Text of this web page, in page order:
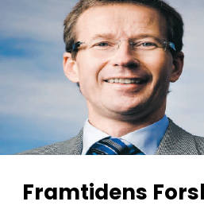
Framtidens